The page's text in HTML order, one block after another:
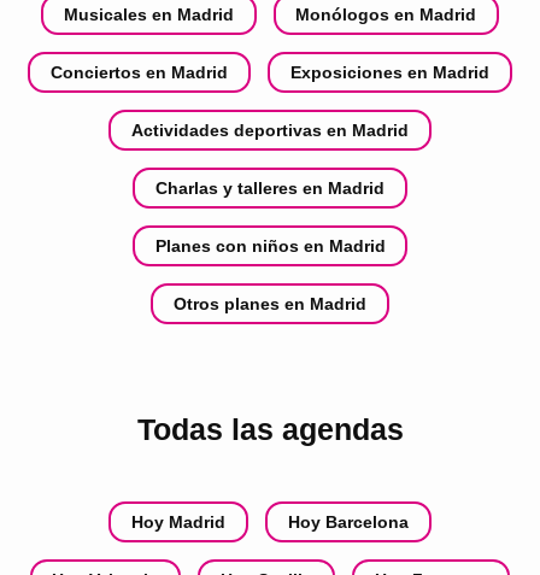
Musicales en Madrid Monólogos en Madrid
Conciertos en Madrid Exposiciones en Madrid
Actividades deportivas en Madrid
Charlas y talleres en Madrid
Planes con niños en Madrid
Otros planes en Madrid
Todas las agendas
Hoy Madrid Hoy Barcelona